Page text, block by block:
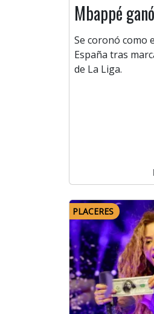
Mbappé
Se coronó como
España tras
de La Liga.
PLACERES